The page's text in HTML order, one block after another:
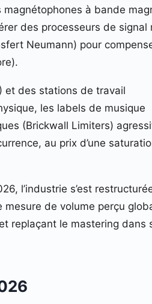
magnétophones à bande
des processeurs de signal
Neumann) pour
et des stations de travail
les labels de musique
(Brickwall Limiters)
au prix d’une
l’industrie s’est
de volume perçu
replaçant le mastering dans